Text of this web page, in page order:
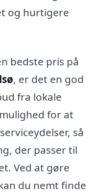
og hurtigere
bedste pris på
, er det en god
fra lokale
for at
så
der passer til
Ved at gøre
du nemt finde